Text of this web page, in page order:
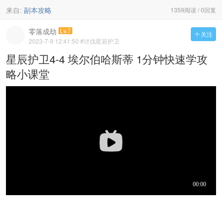
1359阅读 / 0回复
来自: 副本攻略
 关注
零落成劫 Lv.7
2023-7-9 12:41:50 #讨伐星辰护卫
星辰护卫4-4 埃尔伯哈斯蒂 1分钟快速学攻
略小课堂